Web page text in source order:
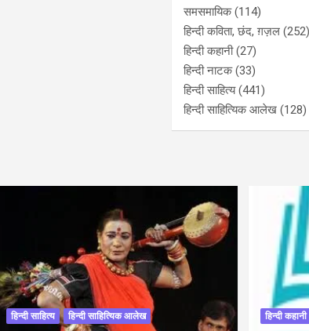
समसमायिक(114)
हिन्दी कविता, छंद, ग़ज़ल (252)
हिन्दी कहानी(27)
हिन्‍दी नाटक(33)
हिन्दी साहित्य(441)
हिन्दी साहित्यिक आलेख (128)
हिन्दी साहित्य हिन्दी साहित्यिक आलेख हिन्दी कहानी